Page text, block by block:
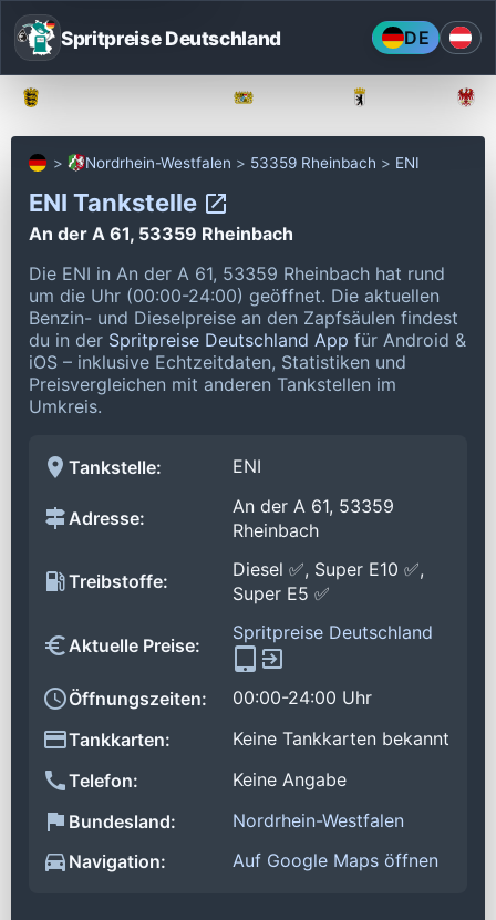
Spritpreise Deutschland DE
Nordrhein-Westfalen 53359 Rheinbach ENI
ENI Tankstelle
An der A 61, 53359 Rheinbach
Die ENI in An der A 61, 53359 Rheinbach hat rund
um die Uhr (00:00-24:00) geöffnet. Die aktuellen
Benzin- und Dieselpreise an den Zapfsäulen findest
du in der Spritpreise Deutschland App für Android &
iOS – inklusive Echtzeitdaten, Statistiken und
Preisvergleichen mit anderen Tankstellen im
Umkreis.
Tankstelle: ENI
Adresse:
An der A 61, 53359
Rheinbach
Treibstoffe:
Diesel ✅, Super E10 ✅,
Super E5 ✅
Aktuelle Preise:
Spritpreise Deutschland
Öffnungszeiten:
00:00-24:00 Uhr
Tankkarten:
Keine Tankkarten bekannt
Telefon:
Keine Angabe
Bundesland:
Nordrhein-Westfalen
Navigation:
Auf Google Maps öffnen